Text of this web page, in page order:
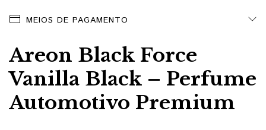
MEIOS DE PAGAMENTO
Areon Black Force
Vanilla Black – Perfume
Automotivo Premium